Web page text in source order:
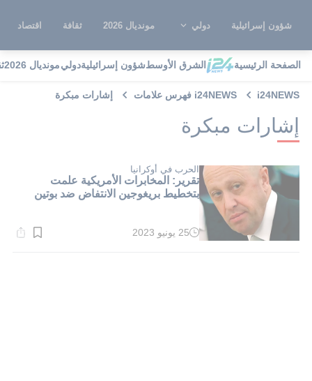
شؤون إسرائيلية دولي مونديال 2026 ثقافة اقتصاد
الصفحة الرئيسية الشرق الأوسطشؤون إسرائيليةدوليمونديال 2026
i24NEWS i24NEWS فهرس علامات إشارات مبكرة
إشارات مبكرة
الحرب في أوكرانيا
تقرير: المخابرات الأمريكية علمت
بتخطيط بريغوجين الانتفاض ضد بوتين
وقت
25 يونيو 2023